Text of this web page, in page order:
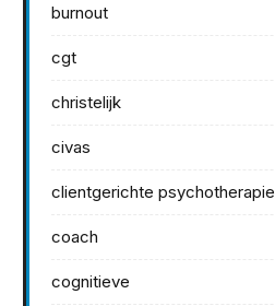
burnout
cgt
christelijk
civas
clientgerichte psychotherapie
coach
cognitieve